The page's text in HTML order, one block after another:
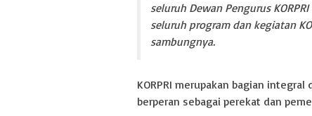
seluruh Dewan Pengurus
seluruh program dan kegiatan
sambungnya.
KORPRI merupakan bagian
berperan sebagai perekat dan